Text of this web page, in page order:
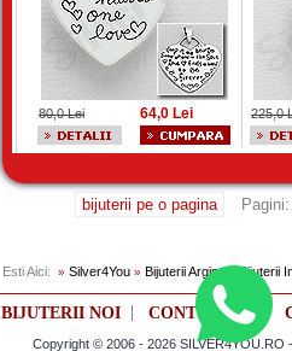
80,0 Lei 64,0 Lei 225,0
bijuterii pe o pagina
Esti Aici: » Silver4You » Bijuterii Argint si Bijuterii
BIJUTERII NOI CONTUL TAU |
Copyright © 2006 - 2026